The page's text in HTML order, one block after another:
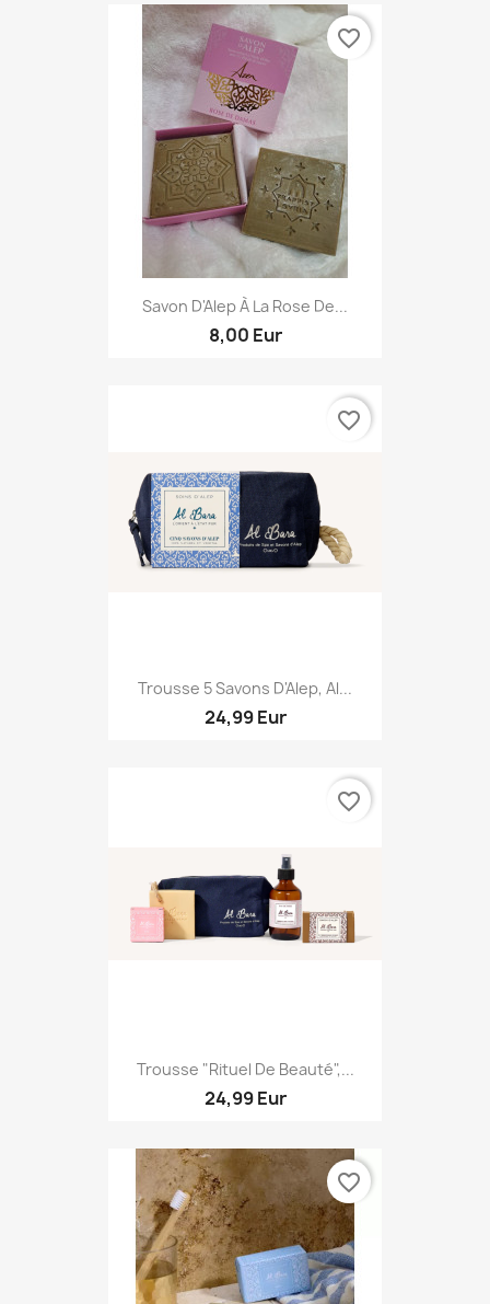
Savon D'Alep À La Rose De...
8,00 Eur
favorite_border
Trousse 5 Savons D'Alep, Al...
24,99 Eur
favorite_border
Trousse "rituel De Beauté",...
24,99 Eur
favorite_border
favorite_border